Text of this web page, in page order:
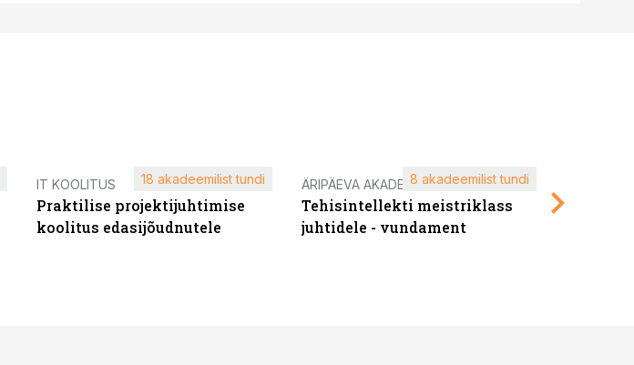
IT KOOLITUS
Praktilise projektijuhtimise
koolitus edasijõudnutele
18 akadeemilist tundi ÄRIPÄEVA AKADEEMIA
Tehisintellekti meistriklass
juhtidele - vundament
8 akadeemilist tundi